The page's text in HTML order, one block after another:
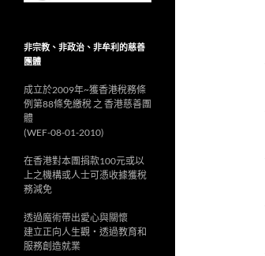
非宗教、非政治、非牟利的慈善
團體
成立於2009年~獲香港稅務條
例第88條免繳稅 之 香港慈善團
體
(WEF-08-01-2010)
在香港對本團捐款100元或以
上之機構或人士可憑收據獲稅
務減免
透過魔術帶出愛心與關懷
建立正向人生觀‧透過教育和
服務創造就業